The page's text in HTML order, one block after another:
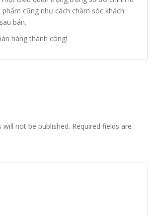
cũng như cách chăm sóc khách
bán.
hàng thành công!
will not be published. Required fields are